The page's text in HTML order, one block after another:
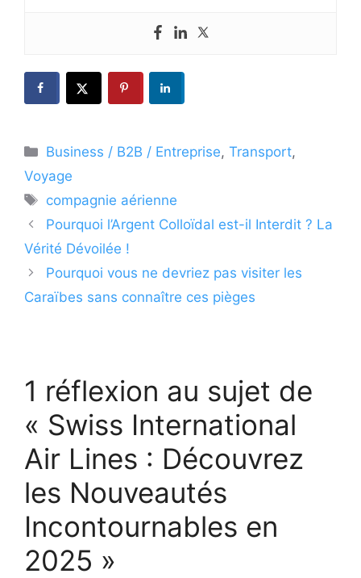
Catégories
Business / B2B / Entreprise,Transport,
Voyage
Étiquettes
compagnie aérienne
Pourquoi l’Argent Colloïdal est-il Interdit ? La
Vérité Dévoilée !
Pourquoi vous ne devriez pas visiter les
Caraïbes sans connaître ces pièges
1 réflexion au sujet de
« Swiss International
Air Lines : Découvrez
les Nouveautés
Incontournables en
2025 »